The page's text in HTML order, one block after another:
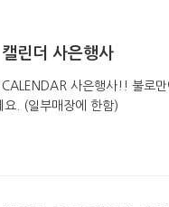
린더 사은행사
사은행사!! 불로
요. (일부매장에 한함)